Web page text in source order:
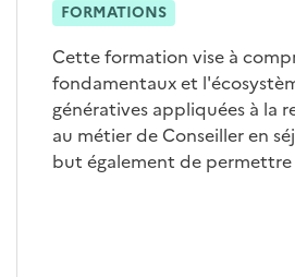
FORMATIONS
Cette formation vise à
fondamentaux et
génératives appliquées à la
au métier de Conseiller en
but également de permettre